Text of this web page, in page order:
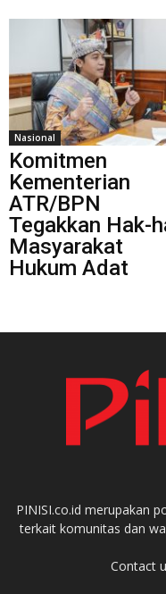
Nasional
Komitmen
Kementerian
ATR/BPN
Tegakkan Hak-
Masyarakat
Hukum Adat
PINISI.co.id merupakan
terkait komunitas dan
Contact